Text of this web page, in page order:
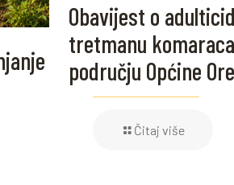
Obavijest o
tretmanu
području Općine
Čitaj više